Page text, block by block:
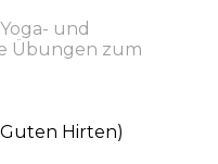
und
Übungen zum
Guten Hirten)